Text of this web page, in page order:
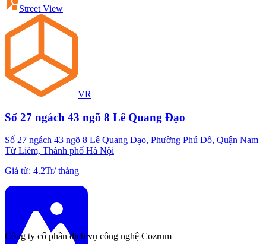
Street View
VR
Số 27 ngách 43 ngõ 8 Lê Quang Đạo
Số 27 ngách 43 ngõ 8 Lê Quang Đạo, Phường Phú Đô, Quận Nam
Từ Liêm, Thành phố Hà Nội
Giá từ: 4.2Tr/tháng
Công ty cổ phần dịch vụ công nghệ Cozrum